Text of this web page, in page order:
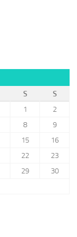
S
S
1
2
8
9
15
16
22
23
29
30